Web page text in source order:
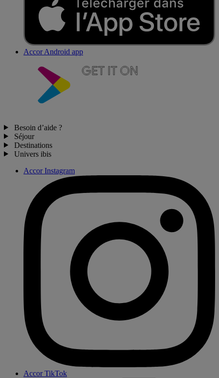
Accor Android app
Besoin d’aide ?
Séjour
Destinations
Univers ibis
Accor Instagram
Accor TikTok